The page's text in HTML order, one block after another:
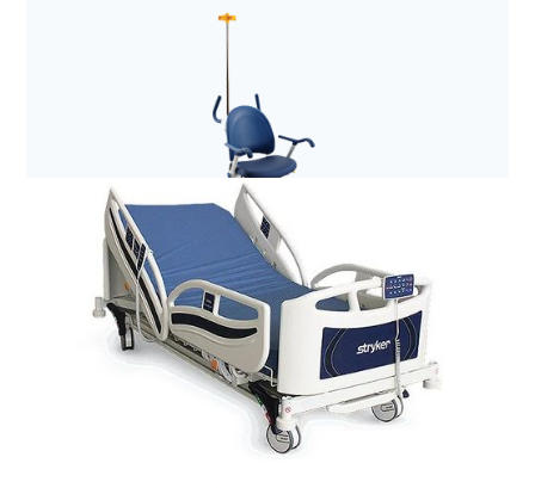
Anestezjologia i aparatura medyczna
Filtr elektrostatyczny z wymiennikiem ciepła i